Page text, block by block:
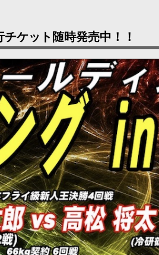
ケット随時発売中！！